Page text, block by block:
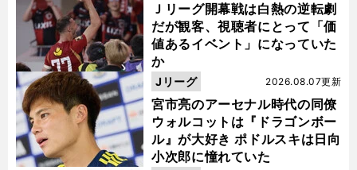
Ｊリーグ開幕戦は白熱の逆転劇
だが観客、視聴者にとって「価
値あるイベント」になっていた
か
宮市亮のアーセナル時代の同僚
ウォルコットは『ドラゴンボー
ル』が大好き ポドルスキは日向
小次郎に憧れていた
2026.08.07更新
Jリーグ